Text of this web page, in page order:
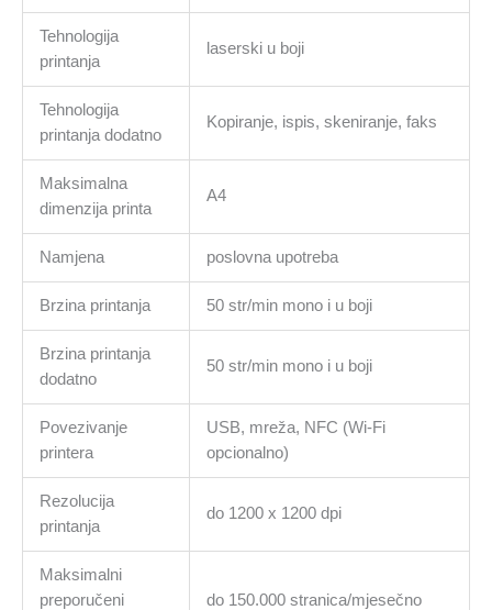
Tehnologija
printanja
laserski u boji
Tehnologija
printanja dodatno
Kopiranje, ispis, skeniranje, faks
Maksimalna
dimenzija printa
A4
Namjena poslovna upotreba
Brzina printanja 50 str/min mono i u boji
Brzina printanja
dodatno
50 str/min mono i u boji
Povezivanje
printera
USB, mreža, NFC (Wi-Fi
opcionalno)
Rezolucija
printanja
do 1200 x 1200 dpi
Maksimalni
preporučeni
do 150.000 stranica/mjesečno